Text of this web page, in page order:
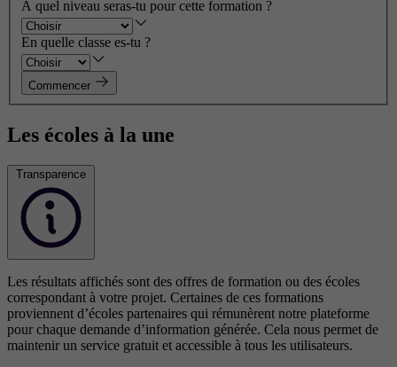
À quel niveau seras-tu pour cette formation ?
En quelle classe es-tu ?
Commencer
Les écoles à la une
Transparence
Les résultats affichés sont des offres de formation ou des écoles
correspondant à votre projet. Certaines de ces formations
proviennent d’écoles partenaires qui rémunèrent notre plateforme
pour chaque demande d’information générée. Cela nous permet de
maintenir un service gratuit et accessible à tous les utilisateurs.